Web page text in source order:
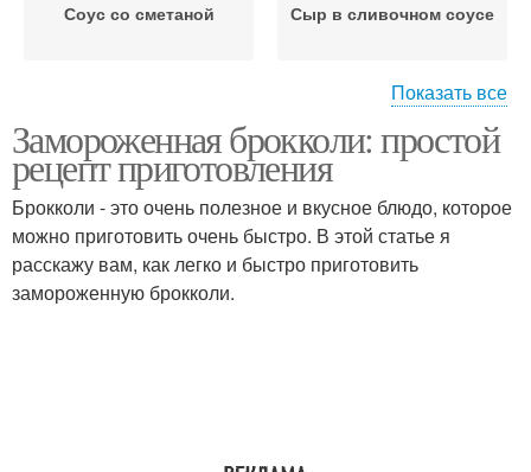
Соус со сметаной Сыр в сливочном соусе
соусе
Соус под сыром
Показать все
Замороженная брокколи: простой
рецепт приготовления
Брокколи - это очень полезное и вкусное блюдо, которое
можно приготовить очень быстро. В этой статье я
расскажу вам, как легко и быстро приготовить
замороженную брокколи.